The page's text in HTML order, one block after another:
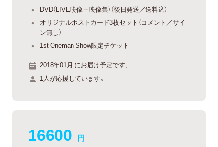
DVD（LIVE映像＋映像集）（後日発送／送料込）
オリジナルポストカード3枚セット（コメント／サイ
ン無し）
1st Oneman Show限定チケット
2018年01月 にお届け予定です。
1人が応援しています。
16600 円